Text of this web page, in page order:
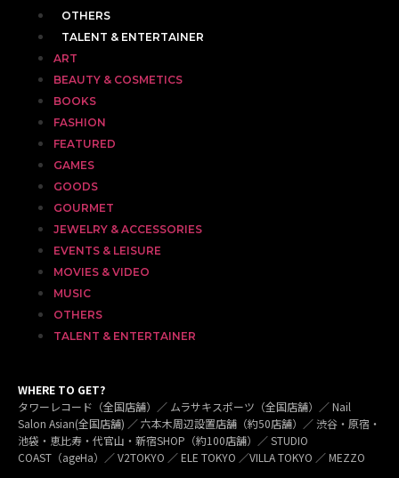
OTHERS
TALENT & ENTERTAINER
ART
BEAUTY & COSMETICS
BOOKS
FASHION
FEATURED
GAMES
GOODS
GOURMET
JEWELRY & ACCESSORIES
EVENTS & LEISURE
MOVIES & VIDEO
MUSIC
OTHERS
TALENT & ENTERTAINER
WHERE TO GET?
タワーレコード（全国店舗）／ ムラサキスポーツ（全国店舗）／ Nail
Salon Asian(全国店舗) ／ 六本木周辺設置店舗（約50店舗）／ 渋谷・原宿・
池袋・恵比寿・代官山・新宿SHOP（約100店舗）／ STUDIO
COAST（ageHa）／ V2TOKYO ／ ELE TOKYO ／VILLA TOKYO ／ MEZZO